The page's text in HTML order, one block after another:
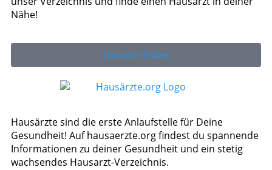
Nähe!
Hausarzt finden
Hausärzte sind die erste Anlaufstelle für Deine
Gesundheit! Auf hausaerzte.org findest du spannende
Informationen zu deiner Gesundheit und ein stetig
wachsendes Hausarzt-Verzeichnis.